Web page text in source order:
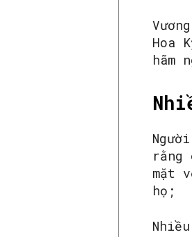
Hoa
hãm
rằng
mặt
họ;